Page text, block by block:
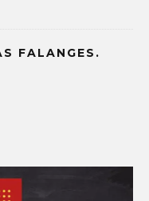
FALANGES.